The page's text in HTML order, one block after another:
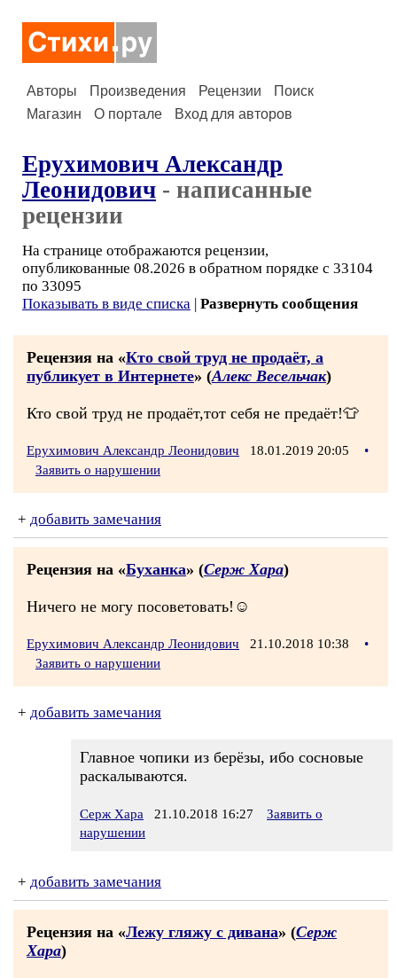
Авторы Произведения Рецензии
Поиск
Магазин
О портале Вход для авторов
Ерухимович Александр
Леонидович - написанные
рецензии
На странице отображаются рецензии,
опубликованные 08.2026 в обратном порядке с 33104
по 33095
Показывать в виде списка | Развернуть сообщения
Рецензия на «Кто свой труд не продаёт, а
публикует в Интернете» (Алекс Весельчак)
Кто свой труд не продаёт,тот себя не предаёт!👕
Ерухимович Александр Леонидович 18.01.2019 20:05
•
Заявить о нарушении
+ добавить замечания
Рецензия на «Буханка» (Серж Хара)
Ничего не могу посоветовать!☺
Ерухимович Александр Леонидович 21.10.2018 10:38
•
Заявить о нарушении
+ добавить замечания
Главное чопики из берёзы, ибо сосновые
раскалываются.
Серж Хара 21.10.2018 16:27
Заявить о
нарушении
+ добавить замечания
Рецензия на «Лежу гляжу с дивана» (Серж
Хара)